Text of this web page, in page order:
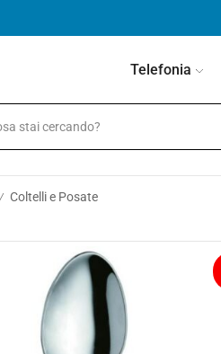
Telefonia
Coltelli e Posate